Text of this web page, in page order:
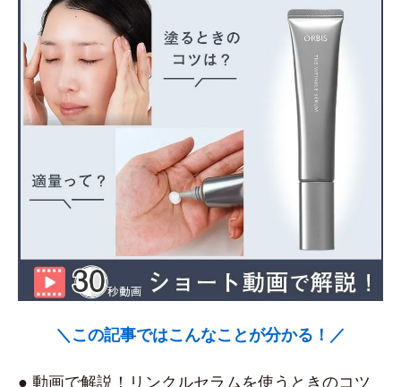
＼この記事ではこんなことが分かる！／
● 動画で解説！リンクルセラムを使うときのコツ